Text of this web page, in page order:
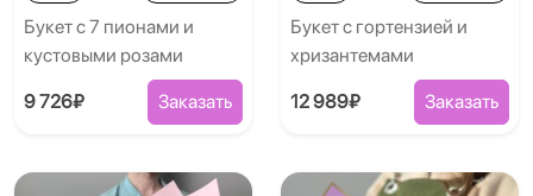
Букет с 7 пионами и
кустовыми розами
9 726₽ Заказать
Букет с гортензией и
хризантемами
12 989₽ Заказать